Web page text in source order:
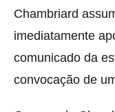
Chambriard
imediatamente
comunicado da
convocação de